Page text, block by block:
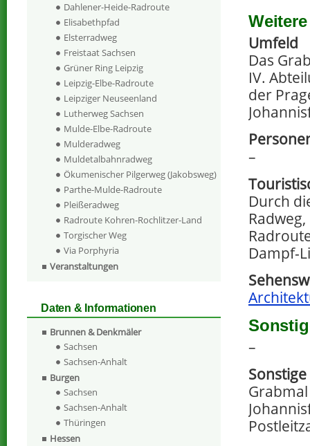
Umfeld
Das
IV.
der
–
Durch
Dampf-
–
Dahlener-Heide-Radroute
Elisabethpfad
Elsterradweg
Freistaat Sachsen
Grüner Ring Leipzig
Leipzig-Elbe-Radroute
Leipziger Neuseenland
Lutherweg Sachsen
Mulde-Elbe-Radroute
Mulderadweg
Muldetalbahnradweg
Ökumenischer Pilgerweg (Jakobsweg)
Parthe-Mulde-Radroute
Pleißeradweg
Radroute Kohren-Rochlitzer-Land
Torgischer Weg
Via Porphyria
Veranstaltungen
Daten & Informationen
Brunnen & Denkmäler
Sachsen
Sachsen-Anhalt
Burgen
Sachsen
Sachsen-Anhalt
Thüringen
Hessen